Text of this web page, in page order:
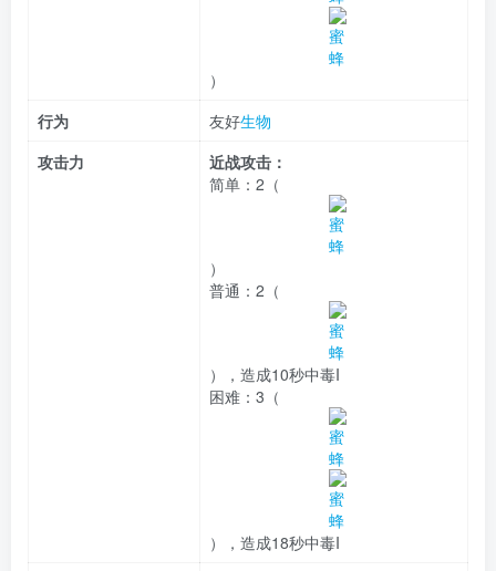
）
行为
友好生物
攻击力
近战攻击：
简单： 2（
）
普通： 2（
） ，造成10秒中毒I
困难： 3（
） ，造成18秒中毒I